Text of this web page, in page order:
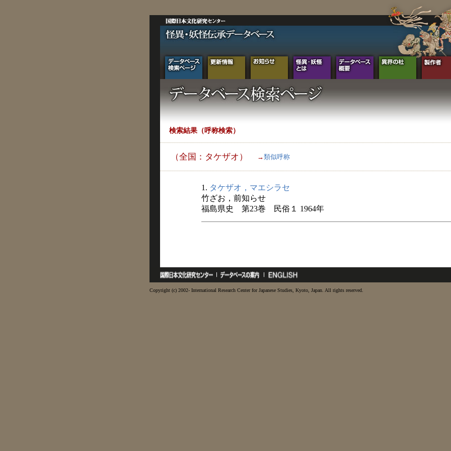
検索結果（呼称検索）
（全国：タケザオ） →類似呼称
1. タケザオ，マエシラセ
竹ざお，前知らせ
福島県史 第23巻 民俗１ 1964年
Copyright (c) 2002- International Research Center for Japanese Studies, Kyoto, Japan. All rights reserved.